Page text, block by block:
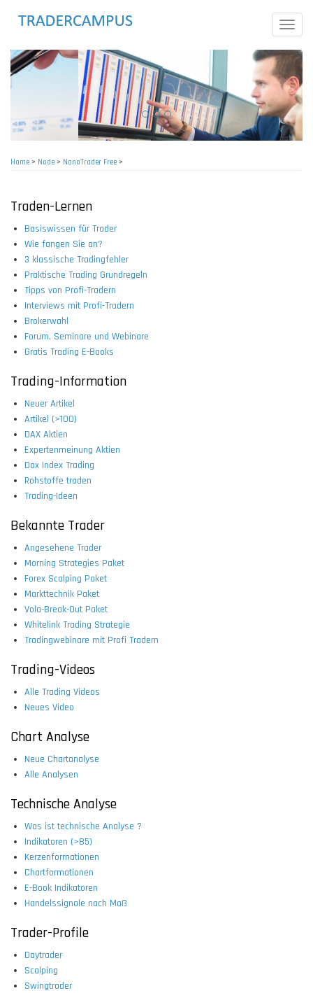
content
Toggle
Home> Node> NanoTrader Free>
Traden-Lernen
Basiswissen für Trader
Wie fangen Sie an?
3 klassische Tradingfehler
Praktische Trading Grundregeln
Tipps von Profi-Tradern
Interviews mit Profi-Tradern
Brokerwahl
Forum, Seminare und Webinare
Gratis Trading E-Books
Trading-Information
Neuer Artikel
Artikel (>100)
DAX Aktien
Expertenmeinung Aktien
Dax Index Trading
Rohstoffe traden
Trading-Ideen
Bekannte Trader
Angesehene Trader
Morning Strategies Paket
Forex Scalping Paket
Markttechnik Paket
Vola-Break-Out Paket
Whitelink Trading Strategie
Tradingwebinare mit Profi Tradern
Trading-Videos
Alle Trading Videos
Neues Video
Chart Analyse
Neue Chartanalyse
Alle Analysen
Technische Analyse
Was ist technische Analyse ?
Indikatoren (>85)
Kerzenformationen
Chartformationen
E-Book Indikatoren
Handelssignale nach Maß
Trader-Profile
Daytrader
Scalping
Swingtrader